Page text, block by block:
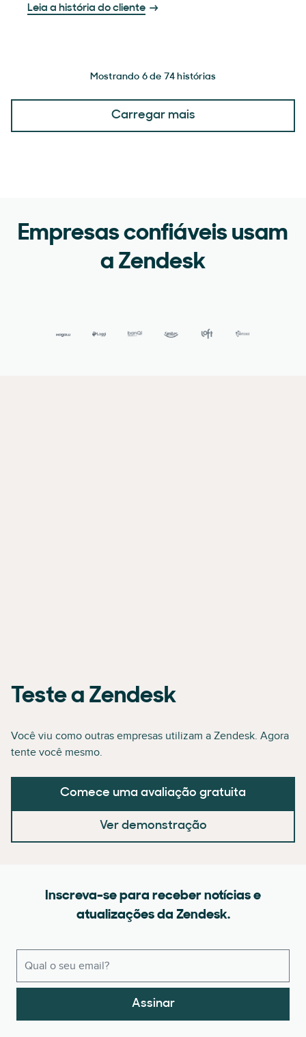
Leia a história do cliente
Mostrando 6 de 74 histórias
Carregar mais
Empresas confiáveis usam
a Zendesk
Teste a Zendesk
Você viu como outras empresas utilizam a Zendesk. Agora
tente você mesmo.
Comece uma avaliação gratuita
Ver demonstração
Inscreva-se para receber notícias e
atualizações da Zendesk.
Assinar